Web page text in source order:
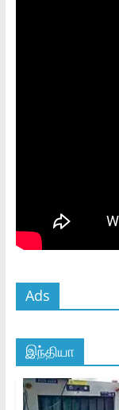
Ads
இந்தியா